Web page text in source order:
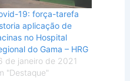
19: força-tarefa
aplicação de
no Hospital
do Gama – HRG
de janeiro de 2021
"Destaque"